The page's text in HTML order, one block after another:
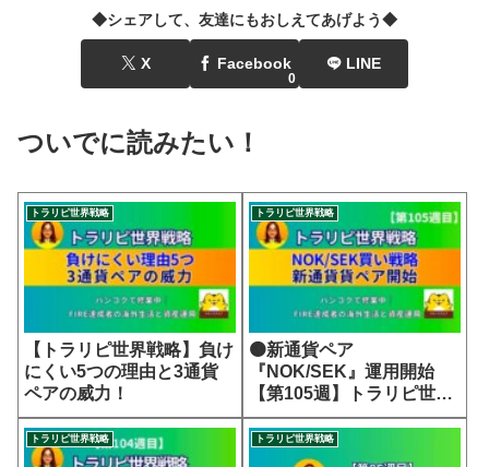
◆シェアして、友達にもおしえてあげよう◆
X Facebook
0
LINE
ついでに読みたい！
トラリピ世界戦略
【トラリピ世界戦略】負け
にくい5つの理由と3通貨
ペアの威力！
トラリピ世界戦略
🟠新通貨ペア
『NOK/SEK』運用開始
【第105週】トラリピ世界
戦略
トラリピ世界戦略 トラリピ世界戦略